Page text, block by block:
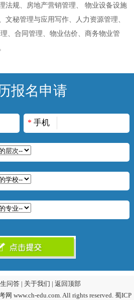
法规、房地产营销管理、 物业设备设施
文秘管理与应用写作、人力资源管理、
、合同管理、物业估价、商务物业管
报名申请
* 手机
问答| 关于我们 | 返回顶部
www.ch-edu.com. All rights reserved. 蜀ICP